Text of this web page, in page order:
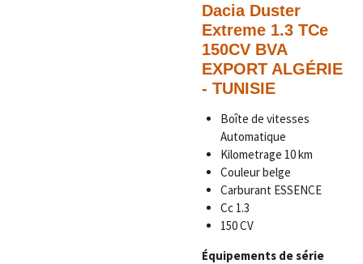
Dacia Duster
Extreme 1.3 TCe
150CV BVA
EXPORT ALGÉRIE
- TUNISIE
Boîte de vitesses
Automatique
Kilometrage 10 km
Couleurbelge
Carburant ESSENCE
Cc 1.3
150 CV
Équipements de série